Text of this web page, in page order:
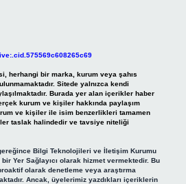
herhangi bir marka, kurum veya şahıs
Sitede yalnızca kendi
Burada yer alan içerikler haber
kurum ve kişiler hakkında paylaşım
ve kişiler ile isim benzerlikleri tamamen
taslak halindedir ve tavsiye niteliği
Bilgi Teknolojileri ve İletişim Kurumu
bir Yer Sağlayıcı olarak hizmet vermektedir. Bu
olarak denetleme veya araştırma
Ancak, üyelerimiz yazdıkları içeriklerin